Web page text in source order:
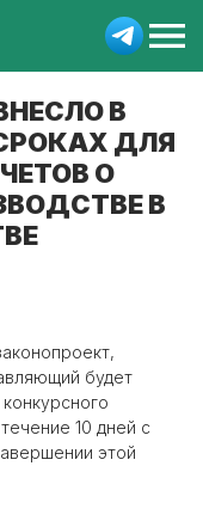
В
ДЛЯ
О
В
будет
10 дней с
этой